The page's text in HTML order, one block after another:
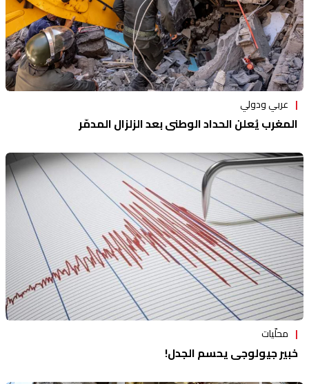
عربي ودولي
المغرب يُعلن الحداد الوطني بعد الزلزال المدمّر
محلّيات
خبير جيولوجي يحسم الجدل!